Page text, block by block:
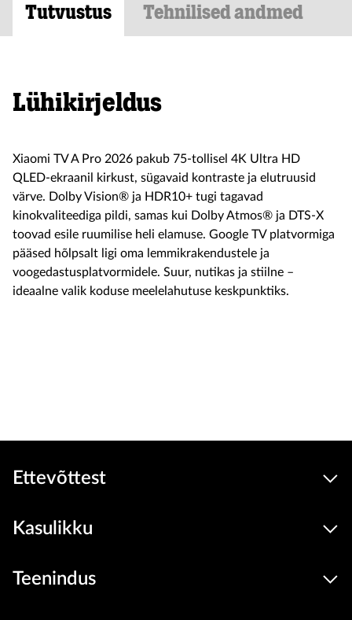
Tutvustus Tehnilised andmed
Lühikirjeldus
Xiaomi TV A Pro 2026 pakub 75-tollisel 4K Ultra HD
QLED-ekraanil kirkust, sügavaid kontraste ja elutruusid
värve. Dolby Vision® ja HDR10+ tugi tagavad
kinokvaliteediga pildi, samas kui Dolby Atmos® ja DTS-X
toovad esile ruumilise heli elamuse. Google TV platvormiga
pääsed hõlpsalt ligi oma lemmikrakendustele ja
voogedastusplatvormidele. Suur, nutikas ja stiilne –
ideaalne valik koduse meelelahutuse keskpunktiks.
Ettevõttest
Kasulikku
Teenindus